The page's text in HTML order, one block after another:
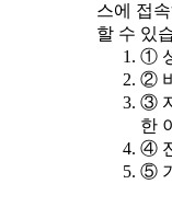
스에 접
할 수 있
①
②
③
한
④
⑤